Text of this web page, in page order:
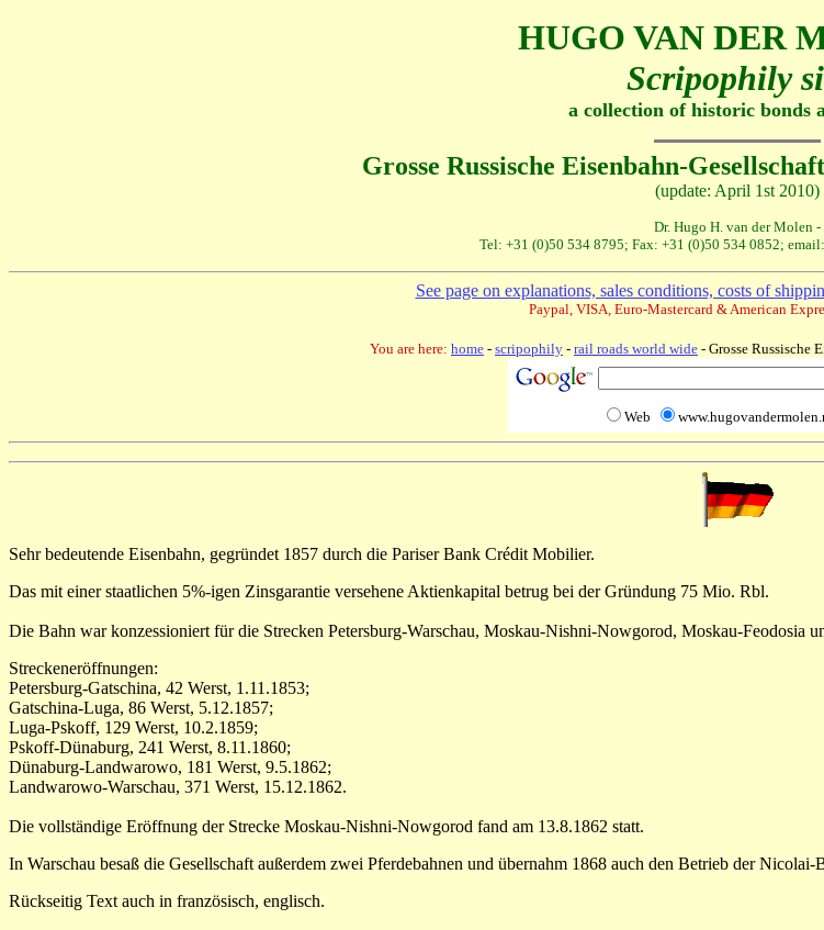
HUGO VAN DER
Scripophily
a collection of historic bonds
Grosse Russische Eisenbahn-Gesellschaft
(update: April 1st 2010)
Dr. Hugo H. van der Molen -
Tel: +31 (0)50 534 8795; Fax: +31 (0)50 534 0852; email:
See page on explanations, sales conditions, costs of
Paypal, VISA, Euro-Mastercard & American
You are here: home - scripophily - rail roads world wide - Grosse Russische
Web
Sehr bedeutende Eisenbahn, gegründet 1857 durch die Pariser Bank Crédit Mobilier.
Das mit einer staatlichen 5%-igen Zinsgarantie versehene Aktienkapital betrug bei der Gründung 75 Mio. Rbl.
Die Bahn war konzessioniert für die Strecken Petersburg-Warschau, Moskau-Nishni-Nowgorod, Moskau-Feodosia
Streckeneröffnungen:
Petersburg-Gatschina, 42 Werst, 1.11.1853;
Gatschina-Luga, 86 Werst, 5.12.1857;
Luga-Pskoff, 129 Werst, 10.2.1859;
Pskoff-Dünaburg, 241 Werst, 8.11.1860;
Dünaburg-Landwarowo, 181 Werst, 9.5.1862;
Landwarowo-Warschau, 371 Werst, 15.12.1862.
Die vollständige Eröffnung der Strecke Moskau-Nishni-Nowgorod fand am 13.8.1862 statt.
In Warschau besaß die Gesellschaft außerdem zwei Pferdebahnen und übernahm 1868 auch den Betrieb der Nicolai-
Rückseitig Text auch in französisch, englisch.